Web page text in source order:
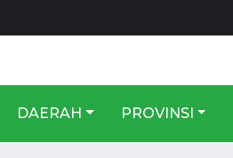
DAERAH PROVINSI